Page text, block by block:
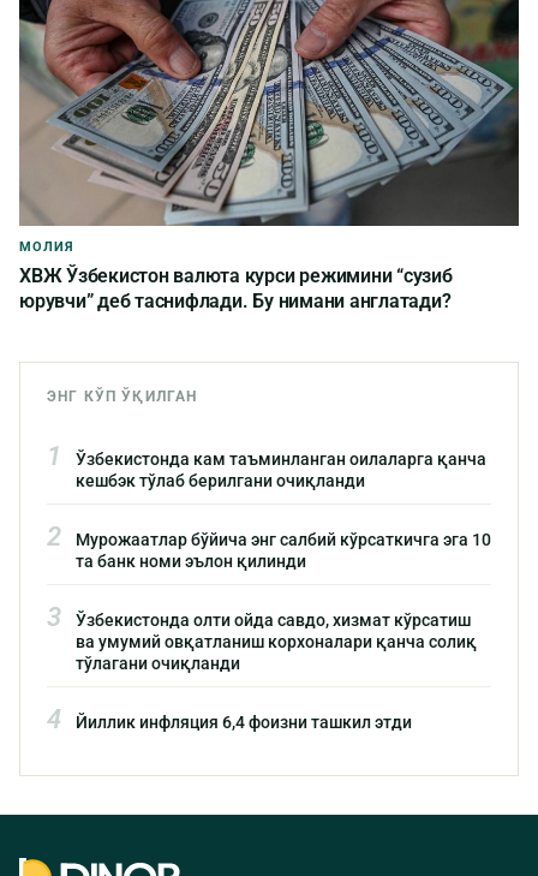
МОЛИЯ
ХВЖ Ўзбекистон валюта курси режимини “сузиб
юрувчи” деб таснифлади. Бу нимани англатади?
ЭНГ КЎП ЎҚИЛГАН
1
Ўзбекистонда кам таъминланган оилаларга қанча
кешбэк тўлаб берилгани очиқланди
2
Мурожаатлар бўйича энг салбий кўрсаткичга эга 10
та банк номи эълон қилинди
3
Ўзбекистонда олти ойда савдо, хизмат кўрсатиш
ва умумий овқатланиш корхоналари қанча солиқ
тўлагани очиқланди
4 Йиллик инфляция 6,4 фоизни ташкил этди